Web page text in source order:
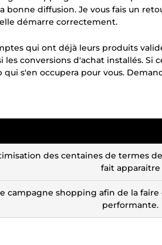
bonne diffusion. Je vous fais un
démarre correctement.
qui ont déjà leurs produits
les conversions d'achat installés. Si
s'en occupera pour vous.
des centaines de termes
fait apparaitre
campagne shopping afin de la
performante.